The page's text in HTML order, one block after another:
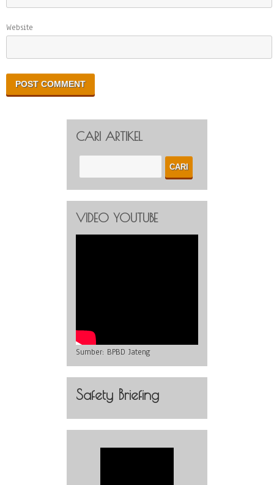
Website
CARI ARTIKEL
VIDEO YOUTUBE
Sumber: BPBD Jateng
Safety Briefing